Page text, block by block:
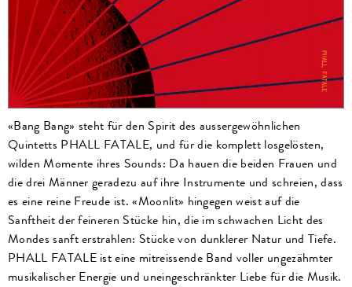
«Bang Bang» steht für den Spirit des aussergewöhnlichen
Quintetts PHALL FATALE, und für die komplett losgelösten,
wilden Momente ihres Sounds: Da hauen die beiden Frauen und
die drei Männer geradezu auf ihre Instrumente und schreien, dass
es eine reine Freude ist. «Moonlit» hingegen weist auf die
Sanftheit der feineren Stücke hin, die im schwachen Licht des
Mondes sanft erstrahlen: Stücke von dunklerer Natur und Tiefe.
PHALL FATALE ist eine mitreissende Band voller ungezähmter
musikalischer Energie und uneingeschränkter Liebe für die Musik.